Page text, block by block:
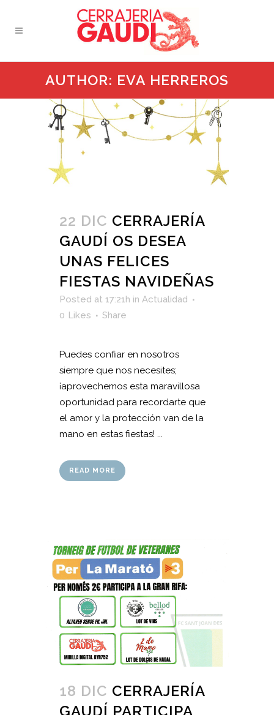
AUTHOR: EVA HERREROS
22 DIC CERRAJERÍA
GAUDÍ OS DESEA
UNAS FELICES
FIESTAS NAVIDEÑAS
Posted at 17:21h in Actualidad
0 Likes Share
Puedes confiar en nosotros
siempre que nos necesites;
¡aprovechemos esta maravillosa
oportunidad para recordarte que
el amor y la protección van de la
mano en estas fiestas! ...
READ MORE
18 DIC CERRAJERÍA
GAUDÍ PARTICIPA